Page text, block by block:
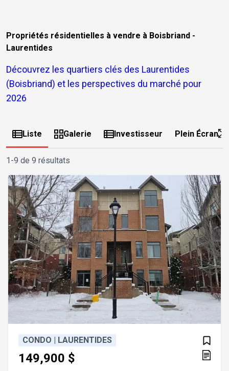
Propriétés résidentielles à vendre à Boisbriand -
Laurentides
Découvrez les quartiers clés des Laurentides
(Boisbriand) et les perspectives du marché pour
2026
Liste Galerie Investisseur Plein Écran
1-9 de 9 résultats
CONDO | LAURENTIDES
149,900 $